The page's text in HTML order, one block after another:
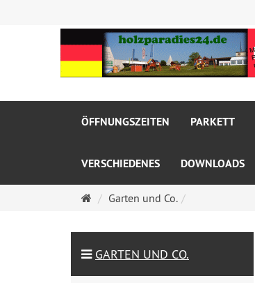
ÖFFNUNGSZEITEN PARKETT
VERSCHIEDENES DOWNLOADS
Startseite
Garten und Co.
GARTEN UND CO.